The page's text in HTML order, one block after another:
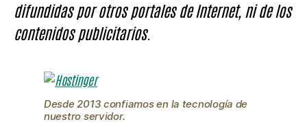
difundidas por otros portales de Internet, ni de los
contenidos publicitarios.
Desde 2013 confiamos en la tecnología de
nuestro servidor.